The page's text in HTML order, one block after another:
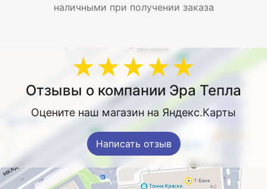
наличными при получении заказа
★★★★★
Отзывы о компании Эра Тепла
Оцените наш магазин на Яндекс.Карты
Написать отзыв